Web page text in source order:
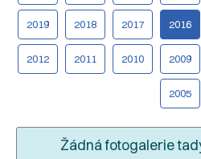
2019 2018 2017 2016
2012 2011 2010 2009
2005
Žádná fotogalerie